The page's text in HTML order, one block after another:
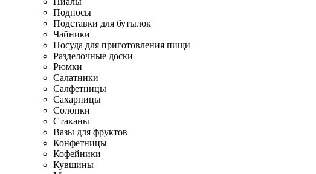
Подносы
Подставки для бутылок
Чайники
Посуда для приготовления пищи
Разделочные доски
Рюмки
Салатники
Салфетницы
Сахарницы
Солонки
Стаканы
Вазы для фруктов
Конфетницы
Кофейники
Кувшины